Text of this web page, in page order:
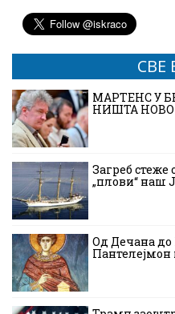
СВЕ
МАРТЕНС У
НИШТА НОВО
Загреб стеже
„плови“ наш
Од Дечана
Пантелејмон